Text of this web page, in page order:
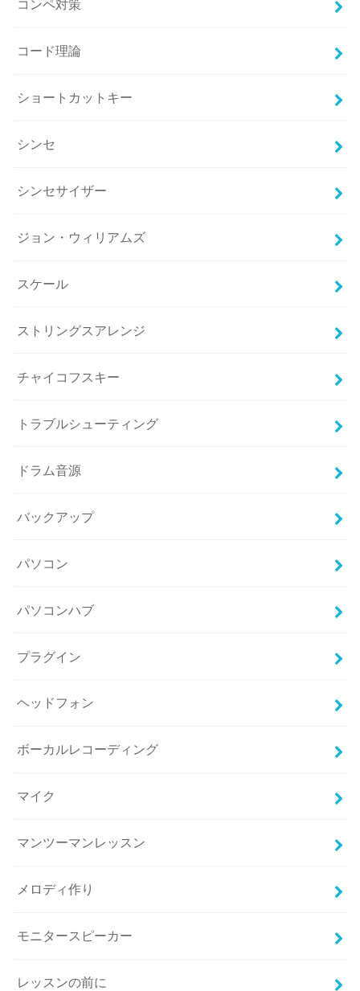
コンペ対策
コード理論
ショートカットキー
シンセ
シンセサイザー
ジョン・ウィリアムズ
スケール
ストリングスアレンジ
チャイコフスキー
トラブルシューティング
ドラム音源
バックアップ
パソコン
パソコンハブ
プラグイン
ヘッドフォン
ボーカルレコーディング
マイク
マンツーマンレッスン
メロディ作り
モニタースピーカー
レッスンの前に